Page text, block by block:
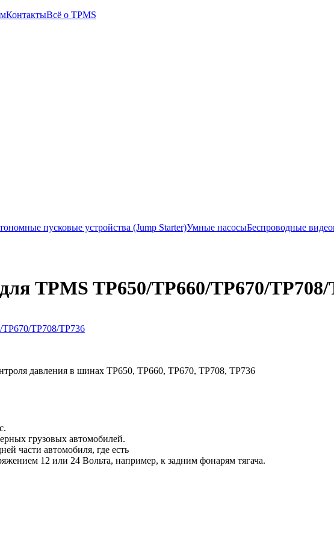
КонтактыВсё о TPMS
пусковые устройства (Jump Starter)Умные насосыБеспроводные
TPMS TP650/TP660/TP670/TP708/
давления в шинах TP650, TP660, TP670, TP708, TP736
грузовых автомобилей.
части автомобиля, где есть
12 или 24 Вольта, например, к задним фонарям тягача.